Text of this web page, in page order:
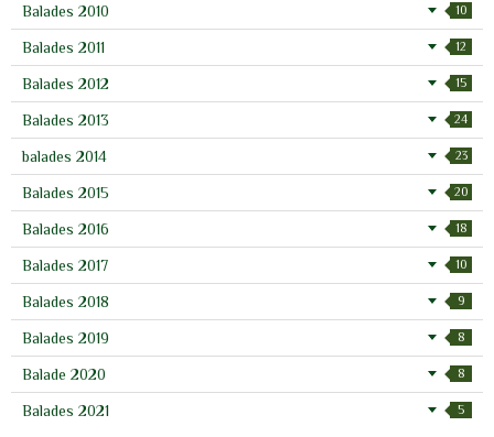
Balades 2010 10
Balades 2011 12
Balades 2012 15
Balades 2013 24
balades 2014 23
Balades 2015 20
Balades 2016 18
Balades 2017 10
Balades 2018 9
Balades 2019 8
Balade 2020 8
Balades 2021 5